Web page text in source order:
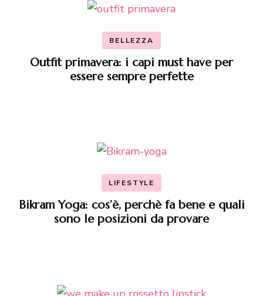
BELLEZZA
Outfit primavera: i capi must have per
essere sempre perfette
LIFESTYLE
Bikram Yoga: cos’è, perchè fa bene e quali
sono le posizioni da provare